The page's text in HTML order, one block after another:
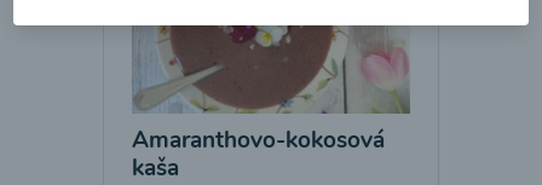
Amaranthovo-kokosová
kaša